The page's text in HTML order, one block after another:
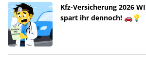
Kfz-Versicherung 2026
spart ihr dennoch! 🚗💡